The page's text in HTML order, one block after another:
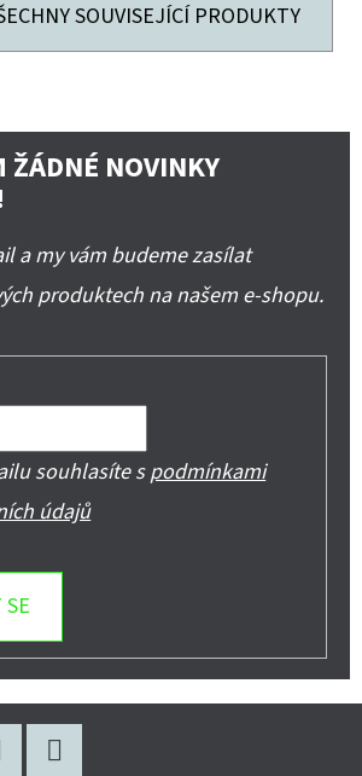
SOUVISEJÍCÍ PRODUKTY
ŽÁDNÉ NOVINKY
a my vám budeme zasílat
produktech na našem e-shopu.
souhlasíte spodmínkami
údajů